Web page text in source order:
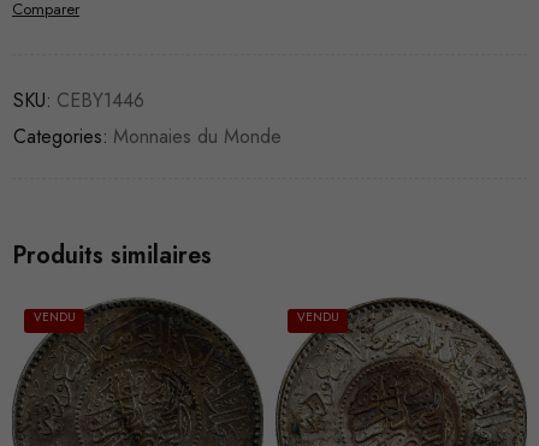
Comparer
SKU: CEBY1446
Categories: Monnaies du Monde
Produits similaires
VENDU VENDU